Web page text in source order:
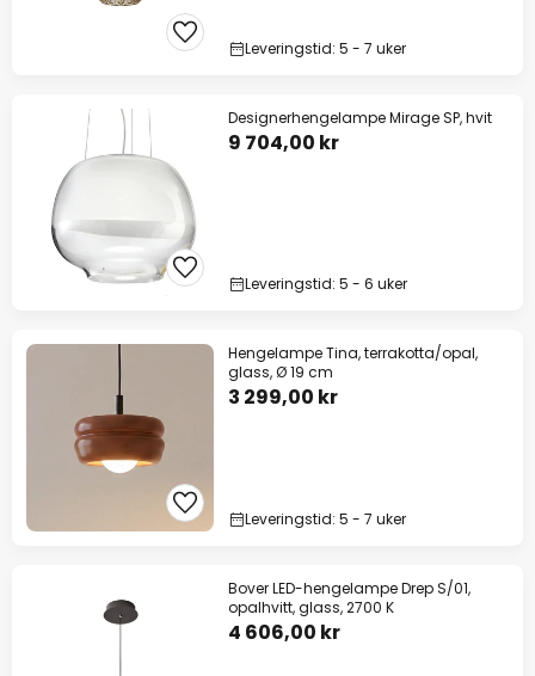
Leveringstid: 5 - 7 uker
Designerhengelampe Mirage SP, hvit
9 704,00 kr
Leveringstid: 5 - 6 uker
Hengelampe Tina, terrakotta/opal,
glass, Ø 19 cm
3 299,00 kr
Leveringstid: 5 - 7 uker
Bover LED-hengelampe Drep S/01,
opalhvitt, glass, 2700 K
4 606,00 kr